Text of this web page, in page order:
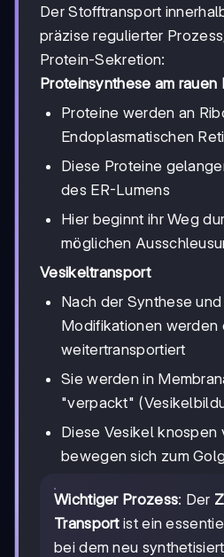
Der Stofftransport
präzise regulierter
Protein-Sekretion:
Proteinsynthese am rauen
Proteine werden an
Endoplasmatischen
Diese Proteine
des ER-Lumens
Hier beginnt ihr Weg
möglichen
Vesikeltransport
Nach der Synthese
Modifikationen werden
weitertransportiert
Sie werden in
"verpackt"
Diese Vesikel knospen
bewegen sich zum
Wichtiger Prozess: Der
Transportist ein
bei dem neu